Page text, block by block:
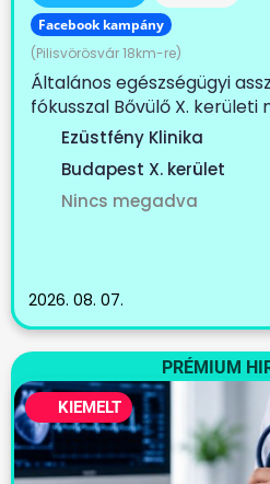
Facebook kampány
(Pilisvörösvár 18km-re)
Általános egészségügyi
fókusszal Bővülő X.
keresünk...
Ezüstfény Klinika
Budapest X. kerület
Nincs megadva
2026. 08. 07.
PRÉMIUM
KIEMELT